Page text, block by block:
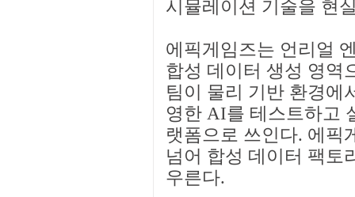
시뮬레이션 기술을 현
에픽게임즈는 언리얼
합성 데이터 생성 영역
팀이 물리 기반 환경에
영한 AI를 테스트하고
랫폼으로 쓰인다. 에픽
넘어 합성 데이터 팩토
우른다.